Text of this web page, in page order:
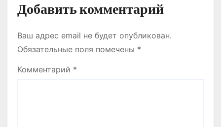
Добавить комментарий
Ваш адрес email не будет опубликован.
Обязательные поля помечены *
Комментарий *